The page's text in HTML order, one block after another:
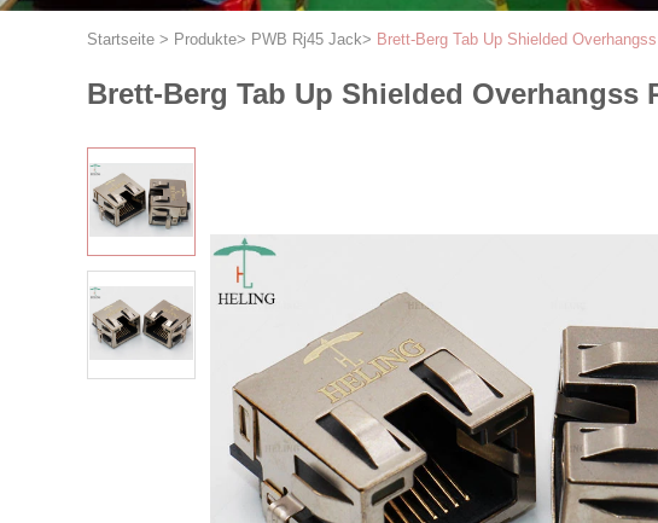
Startseite > Produkte> PWB Rj45 Jack> Brett-Berg Tab Up Shielded
Brett-Berg Tab Up Shielded Overhangss